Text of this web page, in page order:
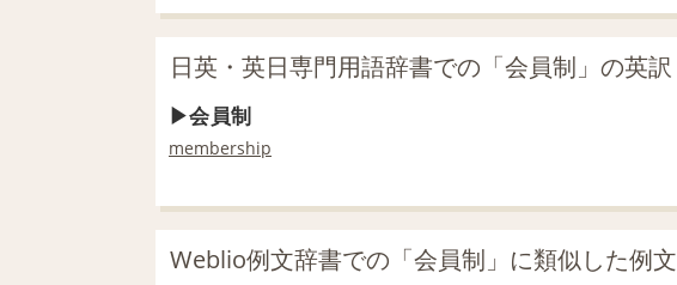
日英・英日専門用語辞書での「会員制」の英訳
会員制
membership
Weblio例文辞書での「会員制」に類似した例文